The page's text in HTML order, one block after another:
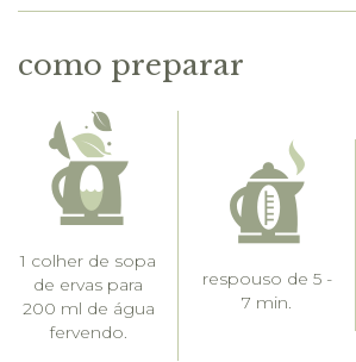
como preparar
1 colher de sopa
de ervas para
200 ml de água
fervendo.
respouso de 5 -
7 min.